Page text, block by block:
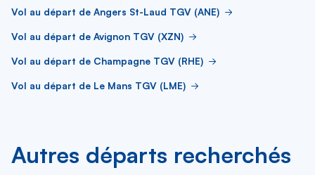
Vol au départ de Angers St-Laud TGV (ANE)
Vol au départ de Avignon TGV (XZN)
Vol au départ de Champagne TGV (RHE)
Vol au départ de Le Mans TGV (LME)
Autres départs recherchés